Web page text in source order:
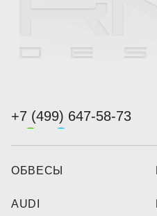
+7 (499) 647-58-73
ОБВЕСЫ
AUDI